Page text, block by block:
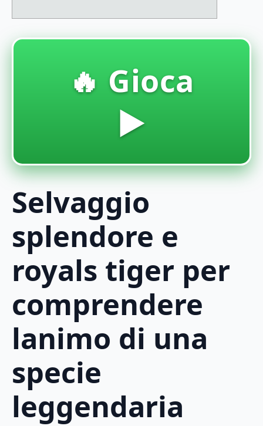
🔥 Gioca
▶️
Selvaggio
splendore e
royals tiger per
comprendere
lanimo di una
specie
leggendaria